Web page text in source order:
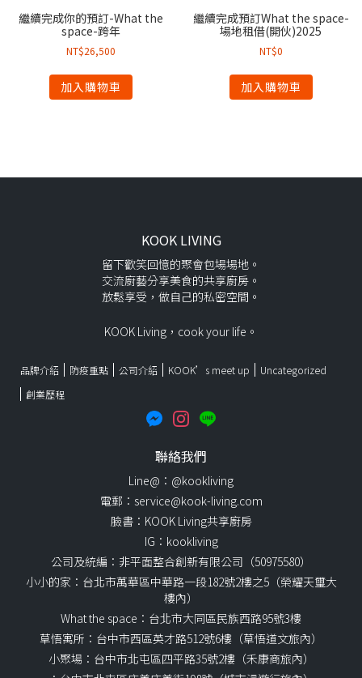
繼續完成你的預訂-What the
space-跨年
NT$26,500
加入購物車
繼續完成預訂What the space-
場地租借(開伙)2025
NT$0
加入購物車
KOOK LIVING
留下歡笑回憶的聚會包場場地。
交流廚藝分享美食的共享廚房。
放鬆享受，做自己的私密空間。
KOOK Living，cook your life。
品牌介紹 防疫重點 公司介紹 KOOK’s meet up
Uncategorized
創業歷程
聯絡我們
Line@：@kookliving
電郵：service@kook-living.com
臉書：KOOK Living共享廚房
IG：kookliving
公司及統編：非平面整合創新有限公司（50975580）
小小的家：台北市萬華區中華路一段182號2樓之5（榮耀天璽大
樓內）
What the space：台北市大同區民族西路95號3樓
草悟寓所：台中市西區英才路512號6樓（草悟道文旅內）
小聚場：台中市北屯區四平路35號2樓（禾康商旅內）